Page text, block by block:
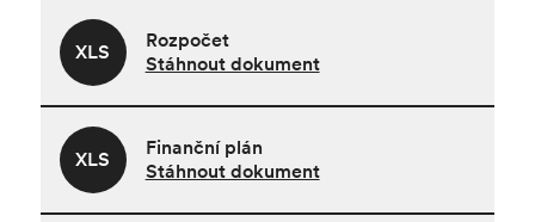
Rozpočet
Stáhnout dokument
XLS
Finanční plán
Stáhnout dokument
XLS